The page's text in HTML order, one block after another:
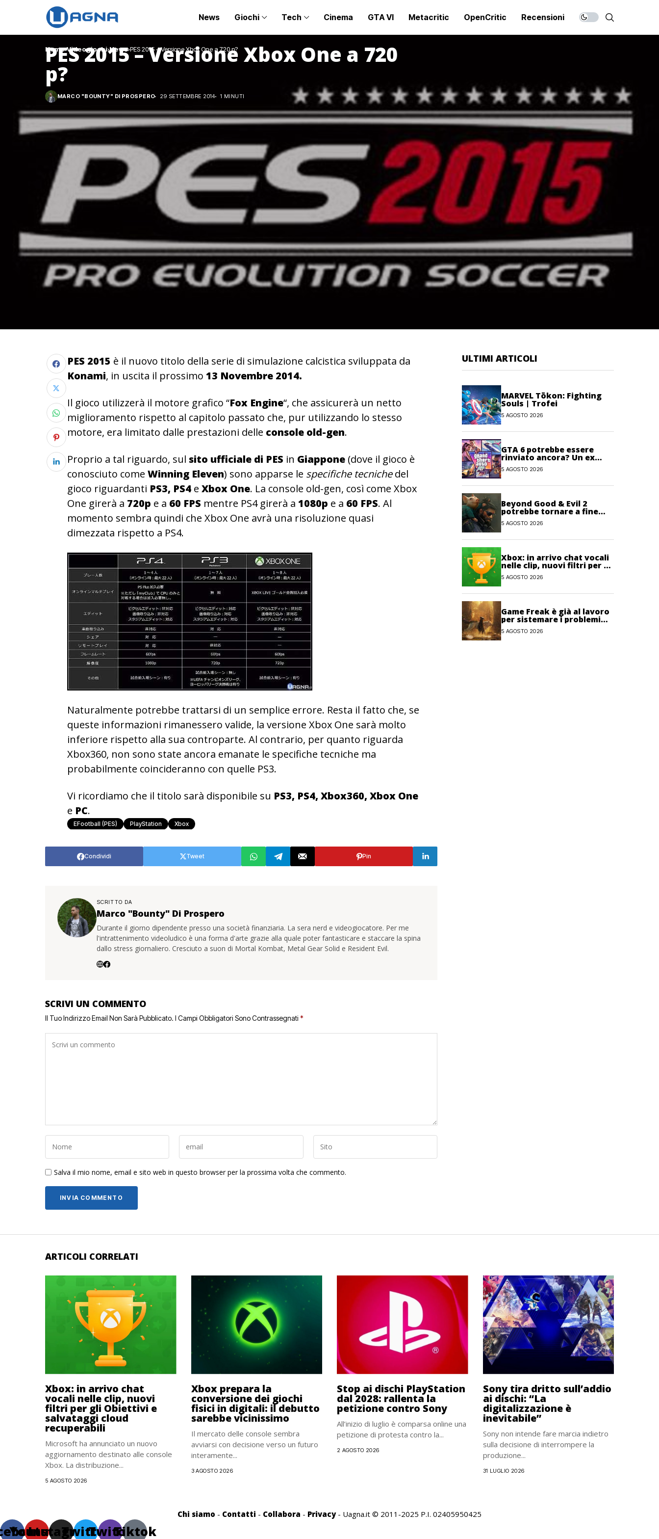
News Giochi Tech Cinema GTA VI Metacritic OpenCritic Recensioni
Home Videogiochi News PES 2015 – Versione Xbox One a 720 p?
PES 2015 – Versione Xbox One a 720
p?
MARCO "BOUNTY" DI PROSPERO 29 SETTEMBRE 2014 1 MINUTI
PES 2015 è il nuovo titolo della serie di simulazione calcistica sviluppata da
Konami, in uscita il prossimo 13 Novembre 2014.
Il gioco utilizzerà il motore grafico “Fox Engine“, che assicurerà un netto
miglioramento rispetto al capitolo passato che, pur utilizzando lo stesso
motore, era limitato dalle prestazioni delle console old-gen.
Proprio a tal riguardo, sul sito ufficiale di PES in Giappone (dove il gioco è
conosciuto come Winning Eleven) sono apparse le specifiche tecnichedel
gioco riguardanti PS3, PS4 e Xbox One. La console old-gen, così come Xbox
One girerà a 720p e a 60 FPS mentre PS4 girerà a 1080p e a 60 FPS. Al
momento sembra quindi che Xbox One avrà una risoluzione quasi
dimezzata rispetto a PS4.
Naturalmente potrebbe trattarsi di un semplice errore. Resta il fatto che, se
queste informazioni rimanessero valide, la versione Xbox One sarà molto
inferiore rispetto alla sua controparte. Al contrario, per quanto riguarda
Xbox360, non sono state ancora emanate le specifiche tecniche ma
probabilmente coincideranno con quelle PS3.
Vi ricordiamo che il titolo sarà disponibile su PS3, PS4, Xbox360, Xbox One
e PC.
EFootball (PES) PlayStation Xbox
Condividi Tweet Pin
SCRITTO DA
Marco "Bounty" Di Prospero
Durante il giorno dipendente presso una società finanziaria. La sera nerd e videogiocatore. Per me
l'intrattenimento videoludico è una forma d'arte grazie alla quale poter fantasticare e staccare la spina
dallo stress giornaliero. Cresciuto a suon di Mortal Kombat, Metal Gear Solid e Resident Evil.
SCRIVI UN COMMENTO
Il Tuo Indirizzo Email Non Sarà Pubblicato. I Campi Obbligatori Sono Contrassegnati *
Salva il mio nome, email e sito web in questo browser per la prossima volta che commento.
ULTIMI ARTICOLI
MARVEL Tōkon: Fighting
Souls | Trofei
5 AGOSTO 2026
GTA 6 potrebbe essere
rinviato ancora? Un ex
sviluppatore di Rockstar
non lo esclude
5 AGOSTO 2026
Beyond Good & Evil 2
potrebbe tornare a fine
anno con un nuovo nome
5 AGOSTO 2026
Xbox: in arrivo chat vocali
nelle clip, nuovi filtri per gli
Obiettivi e salvataggi
cloud recuperabili
5 AGOSTO 2026
Game Freak è già al lavoro
per sistemare i problemi
maggiori di Beast of
Reincarnation
5 AGOSTO 2026
ARTICOLI CORRELATI
Xbox: in arrivo chat
vocali nelle clip, nuovi
filtri per gli Obiettivi e
salvataggi cloud
recuperabili
Microsoft ha annunciato un nuovo
aggiornamento destinato alle console
Xbox. La distribuzione...
5 AGOSTO 2026
Xbox prepara la
conversione dei giochi
fisici in digitali: il debutto
sarebbe vicinissimo
Il mercato delle console sembra
avviarsi con decisione verso un futuro
interamente...
3 AGOSTO 2026
Stop ai dischi PlayStation
dal 2028: rallenta la
petizione contro Sony
All’inizio di luglio è comparsa online una
petizione di protesta contro la...
2 AGOSTO 2026
Sony tira dritto sull’addio
ai dischi: “La
digitalizzazione è
inevitabile”
Sony non intende fare marcia indietro
sulla decisione di interrompere la
produzione...
31 LUGLIO 2026
Chi siamo - Contatti - Collabora - Privacy- Uagna.it © 2011-2025 P.I. 02405950425
Youtube
Instagram
TwitterTwitchTiktok